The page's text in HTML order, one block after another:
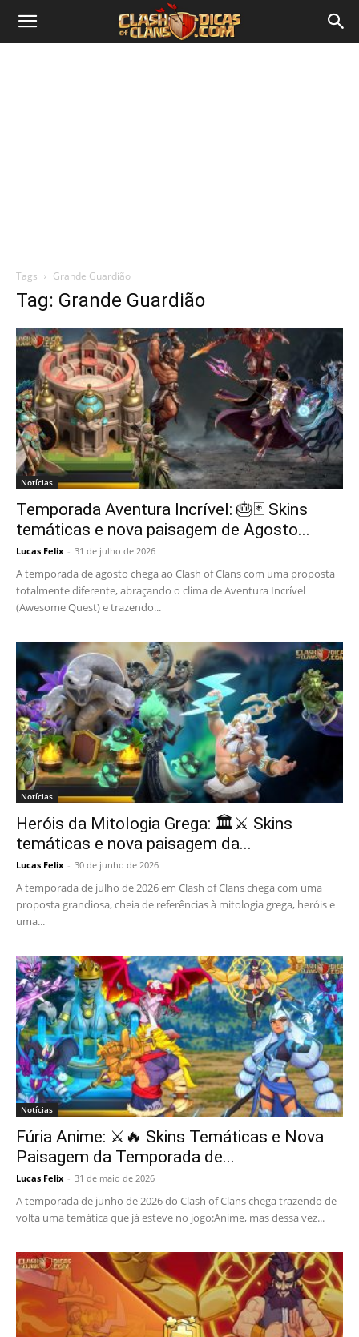
Tags Grande Guardião
Tag: Grande Guardião
Notícias
Temporada Aventura Incrível: 🎂🃏 Skins
temáticas e nova paisagem de Agosto...
Lucas Felix - 31 de julho de 2026
A temporada de agosto chega ao Clash of Clans com uma proposta
totalmente diferente, abraçando o clima de Aventura Incrível
(Awesome Quest) e trazendo...
Notícias
Heróis da Mitologia Grega: 🏛️⚔️ Skins
temáticas e nova paisagem da...
Lucas Felix - 30 de junho de 2026
A temporada de julho de 2026 em Clash of Clans chega com uma
proposta grandiosa, cheia de referências à mitologia grega, heróis e
uma...
Notícias
Fúria Anime: ⚔️🔥 Skins Temáticas e Nova
Paisagem da Temporada de...
Lucas Felix - 31 de maio de 2026
A temporada de junho de 2026 do Clash of Clans chega trazendo de
volta uma temática que já esteve no jogo:Anime, mas dessa vez...